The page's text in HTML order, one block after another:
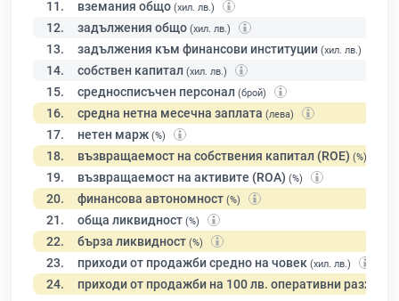
11. вземания общо (хил. лв.)
12. задължения общо (хил. лв.)
13. задължения към финансови институции (хил. лв.)
14. собствен капитал (хил. лв.)
15. средносписъчен персонал (брой)
16. средна нетна месечна заплата (лева)
17. нетен марж (%)
18. възвращаемост на собствения капитал (ROE) (%)
19. възвращаемост на активите (ROA) (%)
20. финансова автономност (%)
21. обща ликвидност (%)
22. бърза ликвидност (%)
23. приходи от продажби средно на човек (хил. лв.)
24. приходи от продажби на 100 лв. оперативни разходи